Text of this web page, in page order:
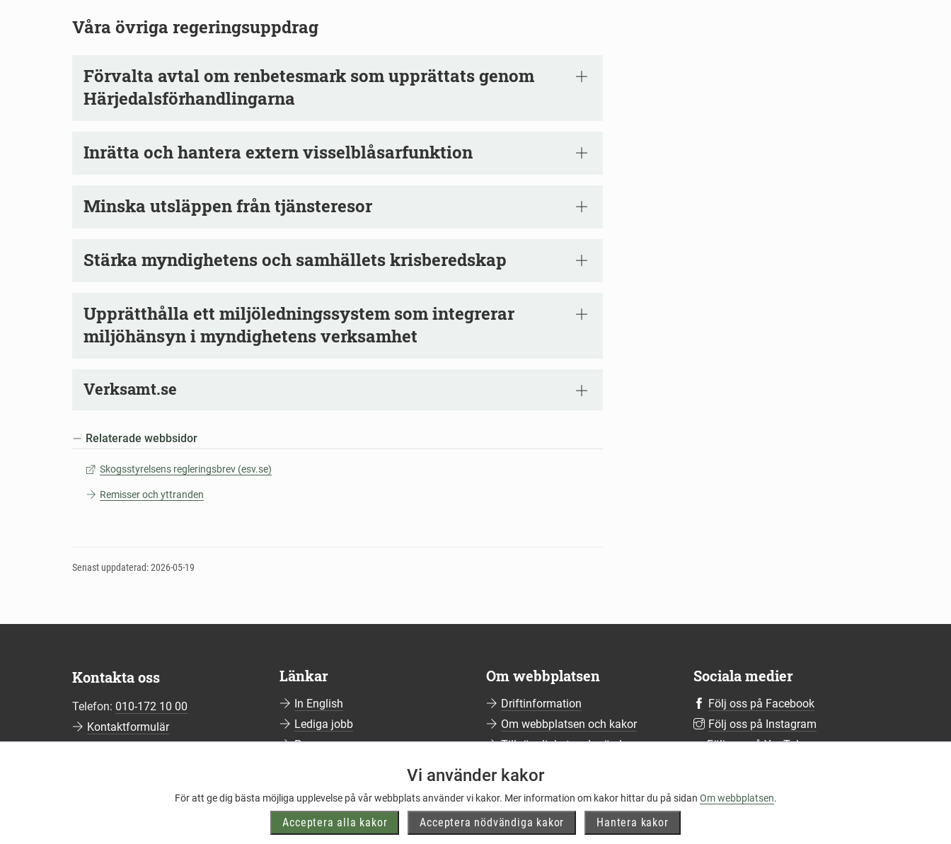
Vi använder kakor
För att ge dig bästa möjliga upplevelse på vår webbplats använder vi kakor. Mer information om kakor hittar du på sidan Om webbplatsen.
Acceptera alla kakor Acceptera nödvändiga kakor Hantera kakor
Våra övriga regeringsuppdrag
Förvalta avtal om renbetesmark som upprättats genom
Härjedalsförhandlingarna
Inrätta och hantera extern visselblåsarfunktion
Minska utsläppen från tjänsteresor
Stärka myndighetens och samhällets krisberedskap
Upprätthålla ett miljöledningssystem som integrerar
miljöhänsyn i myndighetens verksamhet
Verksamt.se
Relaterade webbsidor
Skogsstyrelsens regleringsbrev (esv.se)
Remisser och yttranden
Senast uppdaterad: 2026-05-19
Kontakta oss
Telefon: 010-172 10 00
Kontaktformulär
Fler kontaktuppgifter
Länkar
In English
Lediga jobb
Pressrum
Prenumerera på nyhetsbrev
Hantering av personuppgifter
Visselblåsning
Om webbplatsen
Driftinformation
Om webbplatsen och kakor
Tillgänglighetsredogörelser
Sociala medier
Följ oss på Facebook
Följ oss på Instagram
Följ oss på YouTube